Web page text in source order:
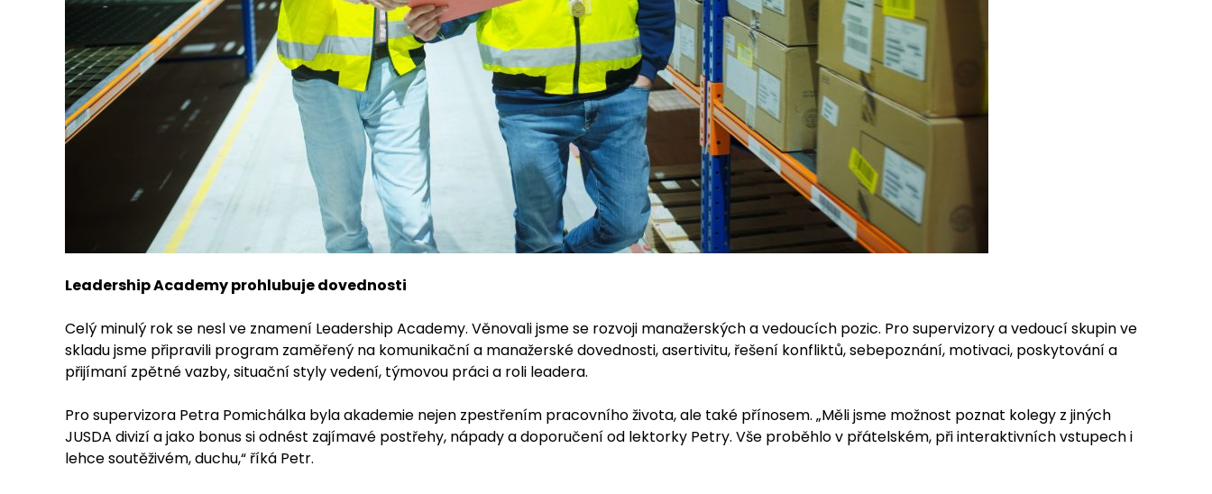
Leadership Academy prohlubuje dovednosti
Celý minulý rok se nesl ve znamení Leadership Academy. Věnovali jsme se rozvoji manažerských a vedoucích pozic. Pro supervizory a vedoucí skupin ve
skladu jsme připravili program zaměřený na komunikační a manažerské dovednosti, asertivitu, řešení konfliktů, sebepoznání, motivaci, poskytování a
přijímaní zpětné vazby, situační styly vedení, týmovou práci a roli leadera.
Pro supervizora Petra Pomichálka byla akademie nejen zpestřením pracovního života, ale také přínosem. „Měli jsme možnost poznat kolegy z jiných
JUSDA divizí a jako bonus si odnést zajímavé postřehy, nápady a doporučení od lektorky Petry. Vše proběhlo v přátelském, při interaktivních vstupech i
lehce soutěživém, duchu,“ říká Petr.